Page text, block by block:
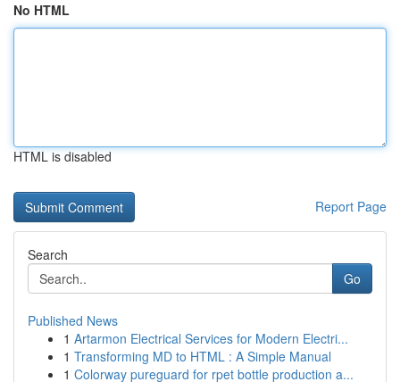
No HTML
HTML is disabled
Report Page
Search
Go
Published News
1 Artarmon Electrical Services for Modern Electri...
1 Transforming MD to HTML : A Simple Manual
1 Colorway pureguard for rpet bottle production a...